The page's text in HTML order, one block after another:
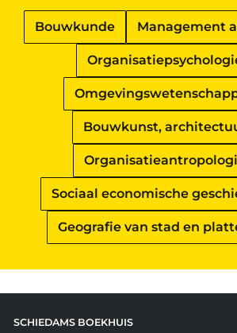
Bouwkunde Management
Bouwkunst,
Sociaal economische
Geografie van stad en
SCHIEDAMS BOEKHUIS